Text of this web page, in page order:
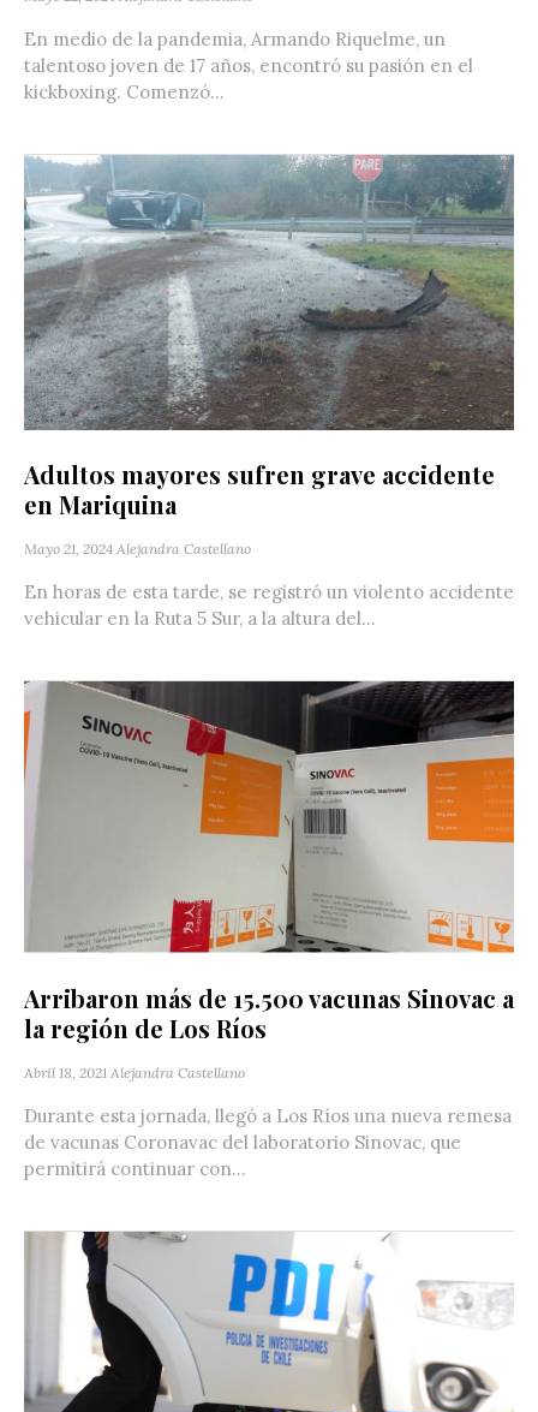
En medio de la pandemia, Armando Riquelme, un
talentoso joven de 17 años, encontró su pasión en el
kickboxing. Comenzó...
Adultos mayores sufren grave accidente
en Mariquina
Mayo 21, 2024 Alejandra Castellano
En horas de esta tarde, se registró un violento accidente
vehicular en la Ruta 5 Sur, a la altura del...
Arribaron más de 15.500 vacunas Sinovac a
la región de Los Ríos
Abril 18, 2021 Alejandra Castellano
Durante esta jornada, llegó a Los Ríos una nueva remesa
de vacunas Coronavac del laboratorio Sinovac, que
permitirá continuar con...